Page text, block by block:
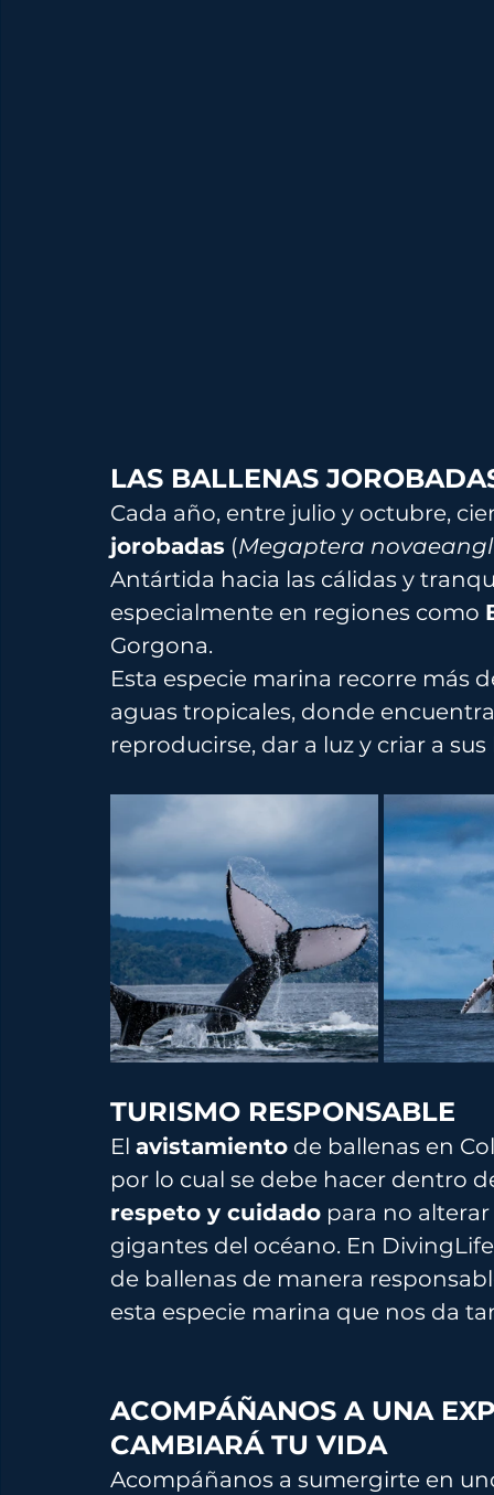
LAS BALLENAS
Cada año, entre julio y octubre,
jorobadas (Megaptera
Antártida hacia las cálidas y
especialmente en regiones como
Gorgona.
Esta especie marina recorre más
aguas tropicales, donde
reproducirse, dar a luz y criar a
TURISMO RESPONSABLE
El avistamiento de ballenas en
por lo cual se debe hacer dentro
respeto y cuidado para no
gigantes del océano. En
de ballenas de manera
esta especie marina que nos da
ACOMPÁÑANOS A UNA
CAMBIARÁ TU VIDA
Acompáñanos a sumergirte en